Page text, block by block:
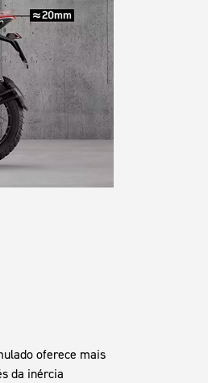
oferece mais
da inércia